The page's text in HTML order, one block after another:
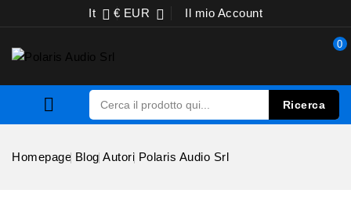
It  € EUR  Il mio Account
0
 Ricerca
Homepage Blog Autori Polaris Audio Srl